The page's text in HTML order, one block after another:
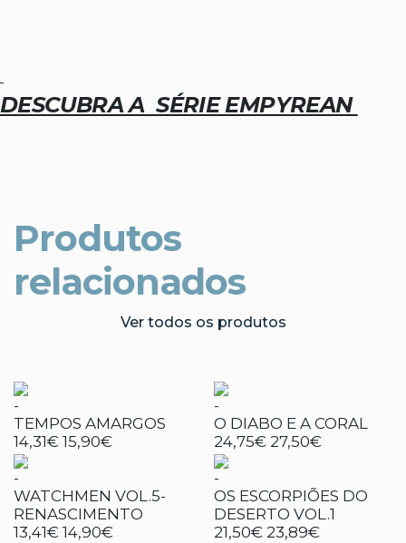
DESCUBRA A SÉRIE EMPYREAN
Produtos
relacionados
Ver todos os produtos
-
TEMPOS AMARGOS
14,31€ 15,90€
-
O DIABO E A CORAL
24,75€ 27,50€
-
WATCHMEN VOL.5-
RENASCIMENTO
13,41€ 14,90€
-
OS ESCORPIÕES DO
DESERTO VOL.1
21,50€ 23,89€